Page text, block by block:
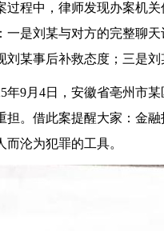
过程中，律师发现办案机
一是刘某与对方的完整聊
刘某事后补救态度；三是
年9月4日，安徽省亳州市
担。借此案提醒大家：金
而沦为犯罪的工具。